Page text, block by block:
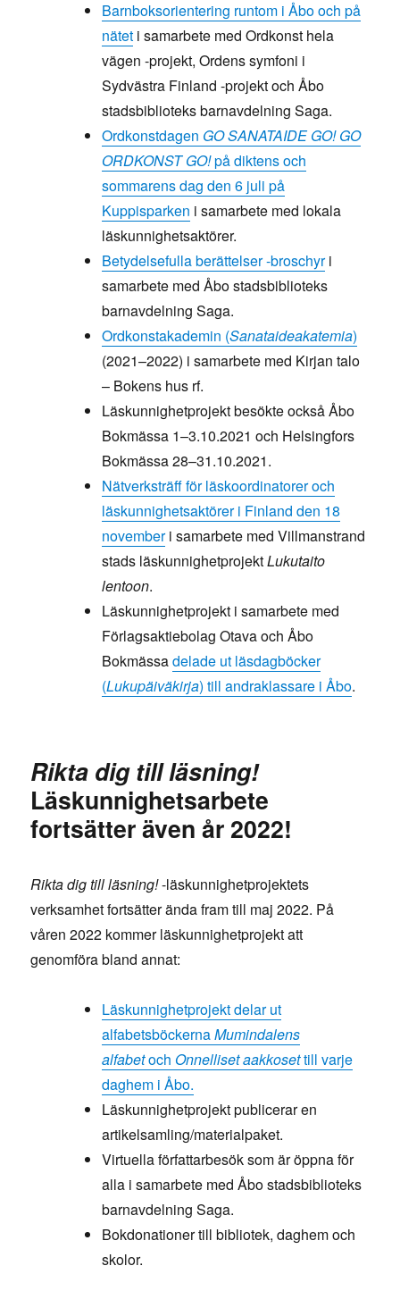
Barnboksorientering runtom i Åbo och på
nätet i samarbete med Ordkonst hela
vägen -projekt, Ordens symfoni i
Sydvästra Finland -projekt och Åbo
stadsbiblioteks barnavdelning Saga.
Ordkonstdagen GO SANATAIDE GO! GO
ORDKONST GO!på diktens och
sommarens dag den 6 juli på
Kuppisparken i samarbete med lokala
läskunnighetsaktörer.
Betydelsefulla berättelser -broschyri
samarbete med Åbo stadsbiblioteks
barnavdelning Saga.
Ordkonstakademin (Sanataideakatemia)
(2021–2022) i samarbete med Kirjan talo
– Bokens hus rf.
Läskunnighetprojekt besökte också Åbo
Bokmässa 1–3.10.2021 och Helsingfors
Bokmässa 28–31.10.2021.
Nätverksträff för läskoordinatorer och
läskunnighetsaktörer i Finland den 18
novemberi samarbete med Villmanstrand
stads läskunnighetprojektLukutaito
lentoon.
Läskunnighetprojekt i samarbete med
Förlagsaktiebolag Otava och Åbo
Bokmässadelade ut läsdagböcker
(Lukupäiväkirja) till andraklassare i Åbo.
Rikta dig till läsning!
Läskunnighetsarbete
fortsätter även år 2022!
Rikta dig till läsning!-läskunnighetprojektets
verksamhet fortsätter ända fram till maj 2022. På
våren 2022 kommer läskunnighetprojekt att
genomföra bland annat:
Läskunnighetprojekt delar ut
alfabetsböckernaMumindalens
alfabetochOnnelliset aakkosettill varje
daghem i Åbo.
Läskunnighetprojekt publicerar en
artikelsamling/materialpaket.
Virtuella författarbesök som är öppna för
alla i samarbete med Åbo stadsbiblioteks
barnavdelning Saga.
Bokdonationer till bibliotek, daghem och
skolor.